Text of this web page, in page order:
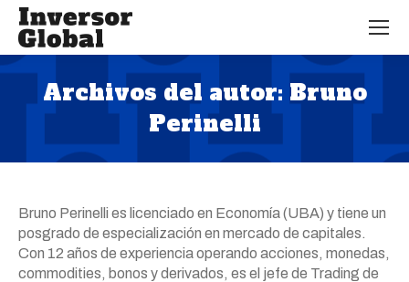
Archivos del autor: Bruno
Perinelli
Estás aquí:
Bruno Perinelli es licenciado en Economía (UBA) y tiene un
posgrado de especialización en mercado de capitales.
Con 12 años de experiencia operando acciones, monedas,
commodities, bonos y derivados, es el jefe de Trading de